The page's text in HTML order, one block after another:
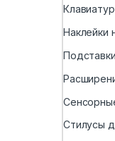
Наклейки
Стилусы